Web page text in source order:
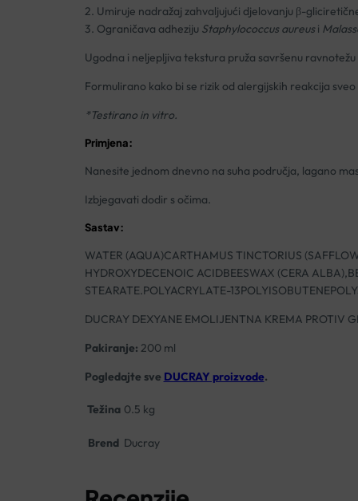
2. Umiruje nadražaj zahvaljujući djelovanju β-
3. Ograničava adheziju Staphylococcus aureusi
Ugodna i neljepljiva tekstura pruža savršenu
Formulirano kako bi se rizik od alergijskih reakcija
*Testirano in vitro.
Primjena:
Nanesite jednom dnevno na suha područja, lagano
Izbjegavati dodir s očima.
Sastav:
WATER (AQUA)CARTHAMUS TINCTORIUS
HYDROXYDECENOIC ACIDBEESWAX (CERA
STEARATE.POLYACRYLATE-
DUCRAY DEXYANE EMOLIJENTNA KREMA PROTIV
Pakiranje: 200 ml
Pogledajte sve DUCRAY proizvode.
Težina 0.5 kg
Brend Ducray